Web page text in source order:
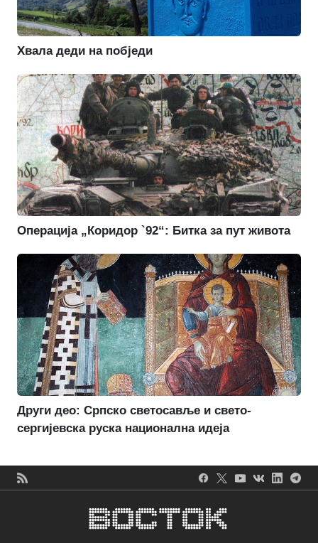
Хвала деди на побједи
Операција „Коридор `92“: Битка за пут живота
Други део: Српско светосавље и свето-
сергијевска руска национална идеја